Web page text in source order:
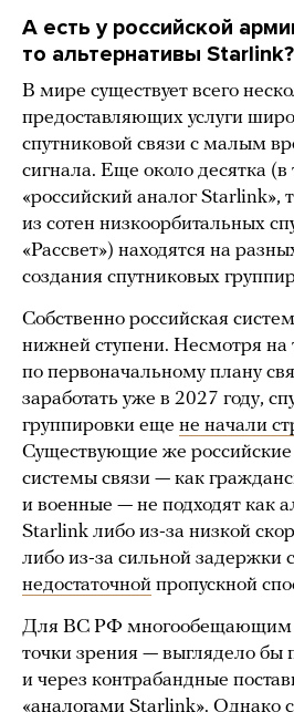
А есть у российской
то альтернативы Starlink?
В мире существует всего
предоставляющих услуги
спутниковой связи с малым
сигнала. Еще около десятка (в
«российский аналог Starlink»,
из сотен низкоорбитальных
«Рассвет») находятся на
создания спутниковых
Собственно российская
нижней ступени. Несмотря на
по первоначальному плану
заработать уже в 2027 году,
группировки еще не начали
Существующие же российские
системы связи — как
и военные — не подходят как
Starlink либо из-за низкой
либо из-за сильной задержки
недостаточной пропускной
Для ВС РФ многообещающим
точки зрения — выглядело бы
и через контрабандные
«аналогами Starlink». Однако